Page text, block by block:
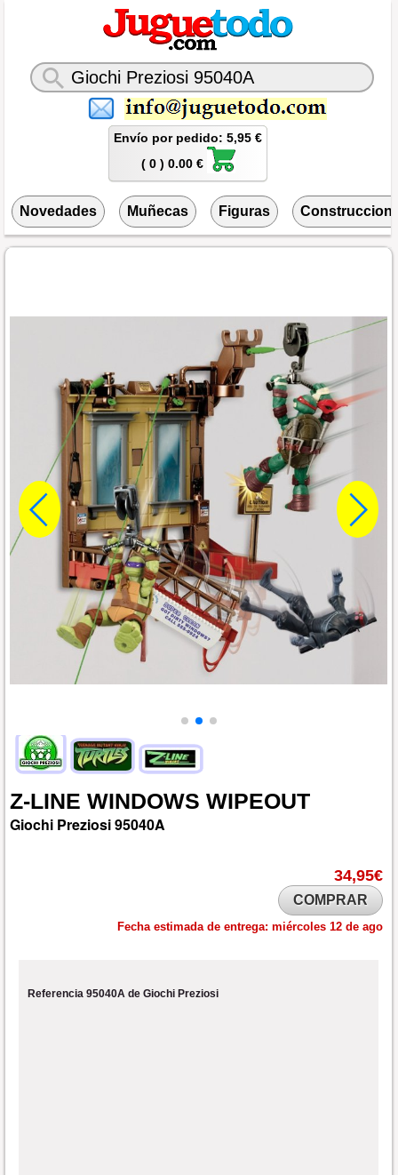
Envío por pedido: 5,95 €
( 0 ) 0.00 €
Novedades Muñecas Figuras
Z-LINE WINDOWS WIPEOUT
Giochi Preziosi95040A
34,95€
COMPRAR
Fecha estimada de entrega: miércoles 12 de ago
Referencia 95040A de Giochi Preziosi